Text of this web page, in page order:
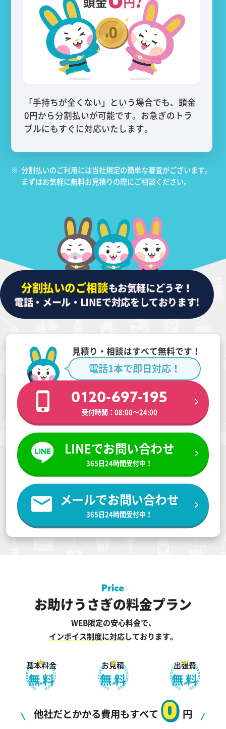
「手持ちが全くない」という場合でも、頭金
0円から分割払いが可能です。お急ぎのトラ
ブルにもすぐに対応いたします。
※ 分割払いのご利用には当社規定の簡単な審査がございます。
まずはお気軽に無料お見積りの際にご相談ください。
分割払いのご相談もお気軽にどうぞ！
電話・メール・LINEで対応をしております!
見積り・相談はすべて無料です！
電話1本で即日対応！
0120-697-195
受付時間：08:00〜24:00
LINEでお問い合わせ
365日24時間受付中！
メールでお問い合わせ
365日24時間受付中！
お助けうさぎの料金プラン
WEB限定の安心料金で、
インボイス制度に対応しております。
基本料金
無料
お見積
無料
出張費
無料
他社だとかかる費用もすべて
0
円